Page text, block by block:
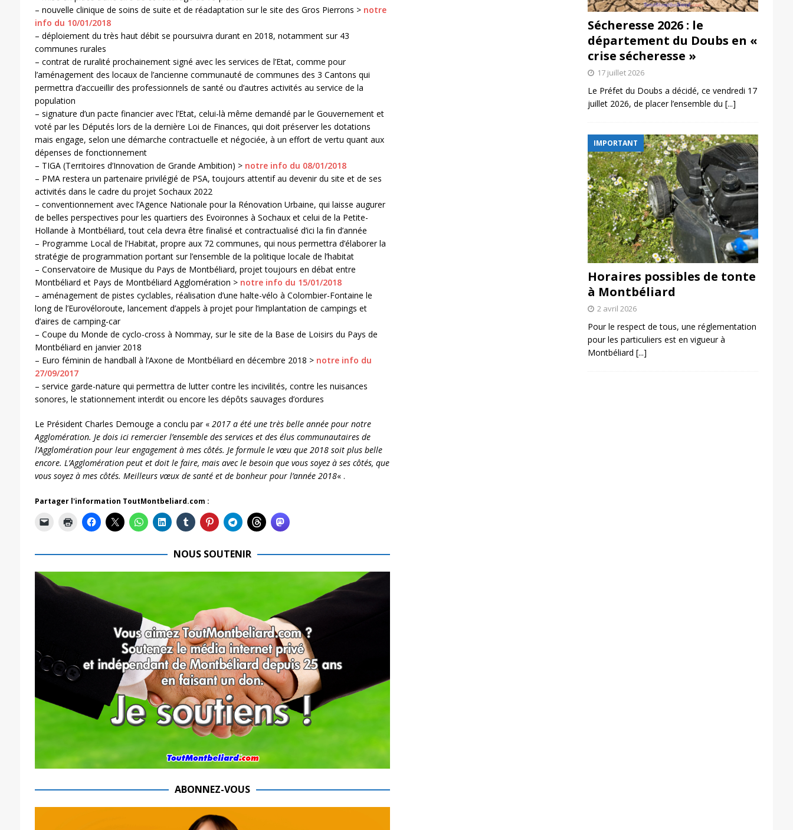
– nouvelle clinique de soins de suite et de réadaptation sur le site des Gros Pierrons > notre
info du 10/01/2018
– déploiement du très haut débit se poursuivra durant en 2018, notamment sur 43
communes rurales
– contrat de ruralité prochainement signé avec les services de l’Etat, comme pour
l’aménagement des locaux de l’ancienne communauté de communes des 3 Cantons qui
permettra d’accueillir des professionnels de santé ou d’autres activités au service de la
population
– signature d’un pacte financier avec l’Etat, celui-là même demandé par le Gouvernement et
voté par les Députés lors de la dernière Loi de Finances, qui doit préserver les dotations
mais engage, selon une démarche contractuelle et négociée, à un effort de vertu quant aux
dépenses de fonctionnement
– TIGA (Territoires d’Innovation de Grande Ambition) > notre info du 08/01/2018
– PMA restera un partenaire privilégié de PSA, toujours attentif au devenir du site et de ses
activités dans le cadre du projet Sochaux 2022
– conventionnement avec l’Agence Nationale pour la Rénovation Urbaine, qui laisse augurer
de belles perspectives pour les quartiers des Evoironnes à Sochaux et celui de la Petite-
Hollande à Montbéliard, tout cela devra être finalisé et contractualisé d’ici la fin d’année
– Programme Local de l’Habitat, propre aux 72 communes, qui nous permettra d’élaborer la
stratégie de programmation portant sur l’ensemble de la politique locale de l’habitat
– Conservatoire de Musique du Pays de Montbéliard, projet toujours en débat entre
Montbéliard et Pays de Montbéliard Agglomération > notre info du 15/01/2018
– aménagement de pistes cyclables, réalisation d’une halte-vélo à Colombier-Fontaine le
long de l’Eurovéloroute, lancement d’appels à projet pour l’implantation de campings et
d’aires de camping-car
– Coupe du Monde de cyclo-cross à Nommay, sur le site de la Base de Loisirs du Pays de
Montbéliard en janvier 2018
– Euro féminin de handball à l’Axone de Montbéliard en décembre 2018 > notre info du
27/09/2017
– service garde-nature qui permettra de lutter contre les incivilités, contre les nuisances
sonores, le stationnement interdit ou encore les dépôts sauvages d’ordures
Le Président Charles Demouge a conclu par « 2017 a été une très belle année pour notre
Agglomération. Je dois ici remercier l’ensemble des services et des élus communautaires de
l’Agglomération pour leur engagement à mes côtés. Je formule le vœu que 2018 soit plus belle
encore. L’Agglomération peut et doit le faire, mais avec le besoin que vous soyez à ses côtés, que
vous soyez à mes côtés. Meilleurs vœux de santé et de bonheur pour l’année 2018« .
Partager l'information ToutMontbeliard.com :
NOUS SOUTENIR
ABONNEZ-VOUS
Sécheresse 2026 : le
département du Doubs en «
crise sécheresse »
17 juillet 2026
Le Préfet du Doubs a décidé, ce vendredi 17
juillet 2026, de placer l’ensemble du [...]
IMPORTANT
Horaires possibles de tonte
à Montbéliard
2 avril 2026
Pour le respect de tous, une réglementation
pour les particuliers est en vigueur à
Montbéliard [...]